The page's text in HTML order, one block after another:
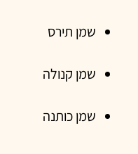
שמן תירס
שמן קנולה
שמן כותנה